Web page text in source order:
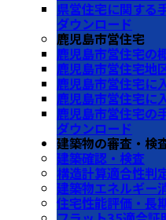
県営住宅に関する
ダウンロード
鹿児島市営住宅
鹿児島市営住宅の
鹿児島市営住宅地
鹿児島市営住宅に
鹿児島市営住宅に
鹿児島市営住宅の
ダウンロード
建築物の審査・検
建築確認・検査
構造計算適合性判
建築物エネルギー
住宅性能評価・長